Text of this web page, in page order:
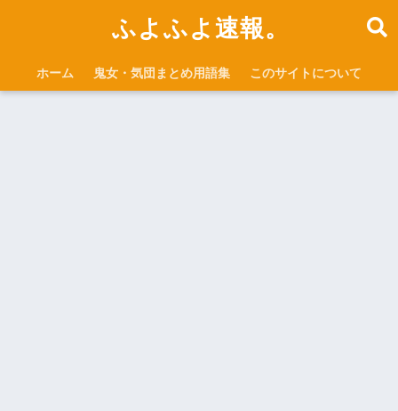
ふよふよ速報。
ホーム 鬼女・気団まとめ用語集 このサイトについて